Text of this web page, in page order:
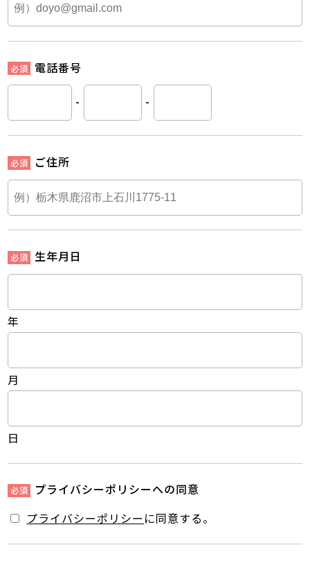
電話番号
- -
ご住所
生年月日
年
月
日
プライバシーポリシーへの同意
プライバシーポリシー に同意する。